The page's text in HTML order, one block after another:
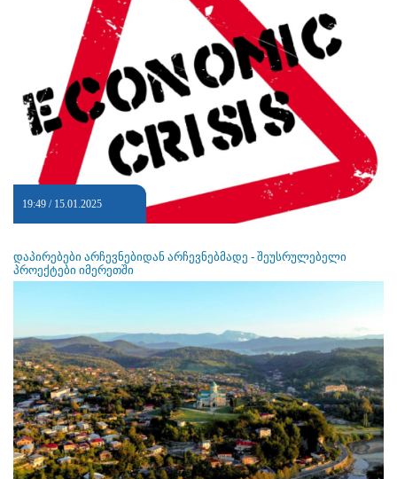
19:49 / 15.01.2025
დაპირებები არჩევნებიდან არჩევნებმადე - შეუსრულებელი
პროექტები იმერეთში